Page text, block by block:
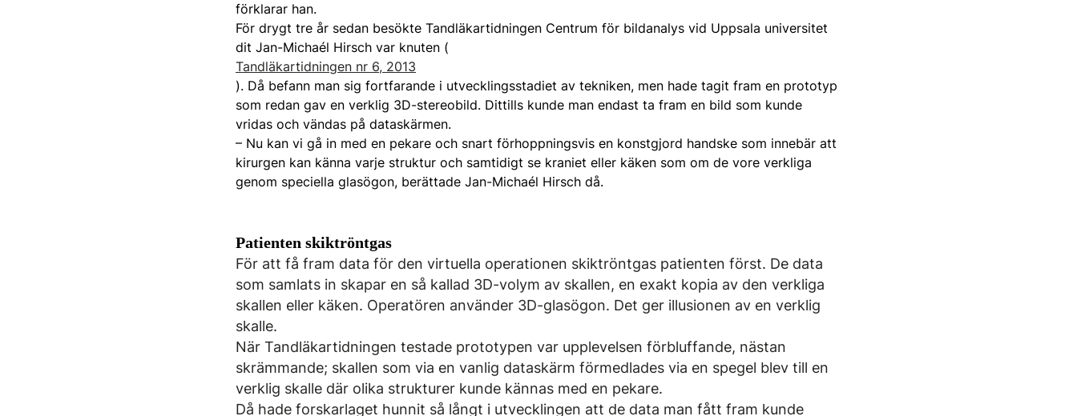
förklarar han.
För drygt tre år sedan besökte Tandläkartidningen Centrum för bildanalys vid Uppsala universitet
dit Jan-Michaél Hirsch var knuten (
Tandläkartidningen nr 6, 2013
). Då befann man sig fortfarande i utvecklingsstadiet av tekniken, men hade tagit fram en prototyp
som redan gav en verklig 3D-stereobild. Dittills kunde man endast ta fram en bild som kunde
vridas och vändas på dataskärmen.
– Nu kan vi gå in med en pekare och snart förhoppningsvis en konstgjord handske som innebär att
kirurgen kan känna varje struktur och samtidigt se kraniet eller käken som om de vore verkliga
genom speciella glasögon, berättade Jan-Michaél Hirsch då.
Patienten skiktröntgas
För att få fram data för den virtuella operationen skiktröntgas patienten först. De data
som samlats in skapar en så kallad 3D-volym av skallen, en exakt kopia av den verkliga
skallen eller käken. Operatören använder 3D-glasögon. Det ger illusionen av en verklig
skalle.
När Tandläkartidningen testade prototypen var upplevelsen förbluffande, nästan
skrämmande; skallen som via en vanlig dataskärm förmedlades via en spegel blev till en
verklig skalle där olika strukturer kunde kännas med en pekare.
Då hade forskarlaget hunnit så långt i utvecklingen att de data man fått fram kunde